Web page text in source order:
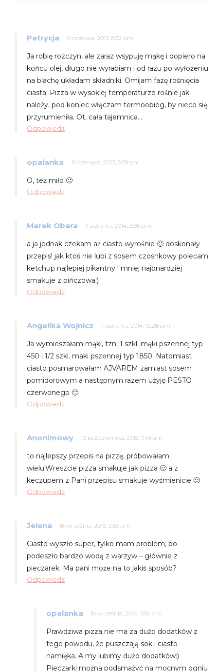
Patrycja 9 czerwca, 2013, 8:32 pm
Ja robię rozczyn, ale zaraz wsypuję mąkę i dopiero na
końcu olej, długo nie wyrabiam i od razu po wyłożeniu
na blachę układam składniki. Omijam fazę rośnięcia
ciasta. Pizza w wysokiej temperaturze rośnie jak
należy, pod koniec włączam termoobieg, by nieco się
przyrumieniła. Ot, cała tajemnica…
Odpowiedz
opalanka 10 czerwca, 2013, 3:09 pm
O, też miło 🙂
Odpowiedz
Marek Obara 7 sierpnia, 2014, 3:58 pm
a ja jednak czekam aż ciasto wyrośnie 🙂 doskonały
przepis! jak ktoś nie lubi z sosem czosnkowy polecam
ketchup najlepiej pikantny ! mniej najbnardziej
smakuje z pińczowa:)
Odpowiedz
Angelika Wojnicz 11 sierpnia, 2014, 12:28 pm
Ja wymieszałam mąki, tzn. 1 szkl. mąki pszennej typ
450 i 1/2 szkl. maki pszennej typ 1850. Natomiast
ciasto posmarowałam AJVAREM zamiast sosem
pomidorowym a następnym razem użyję PESTO
czerwonego 🙂
Odpowiedz
Anonimowy 19 października, 2015, 11:41 am
to najlepszy przepis na pizzę, próbowałam
wielu.Wreszcie pizza smakuje jak pizza 🙂 a z
keczupem z Pani przepisu smakuje wyśmienicie 🙂
Odpowiedz
Jelena 18 września, 2016, 2:55 pm
Ciasto wyszło super, tylko mam problem, bo
podeszło bardzo wodą z warzyw – głównie z
pieczarek. Ma pani może na to jakiś sposób?
Odpowiedz
opalanka 18 września, 2016, 3:50 pm
Prawdziwa pizza nie ma za dużo dodatków z
tego powodu, że puszczają sok i ciasto
namięka. A my lubimy dużo dodatków:)
Pieczarki można podsmażyć na mocnym ogniu